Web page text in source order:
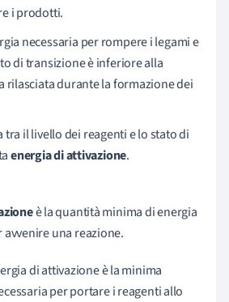
i prodotti.
necessaria per rompere i legami e
di transizione è inferiore alla
rilasciata durante la formazione dei
tra il livello dei reagenti e lo stato di
energia di attivazione.
è la quantità minima di energia
avvenire una reazione.
di attivazione è la minima
per portare i reagenti allo